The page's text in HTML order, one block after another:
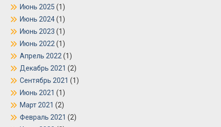
Июнь 2025 (1)
Июнь 2024(1)
Июнь 2023 (1)
Июнь 2022 (1)
Апрель 2022 (1)
Декабрь 2021 (2)
Сентябрь 2021 (1)
Июнь 2021 (1)
Март 2021 (2)
Февраль 2021 (2)